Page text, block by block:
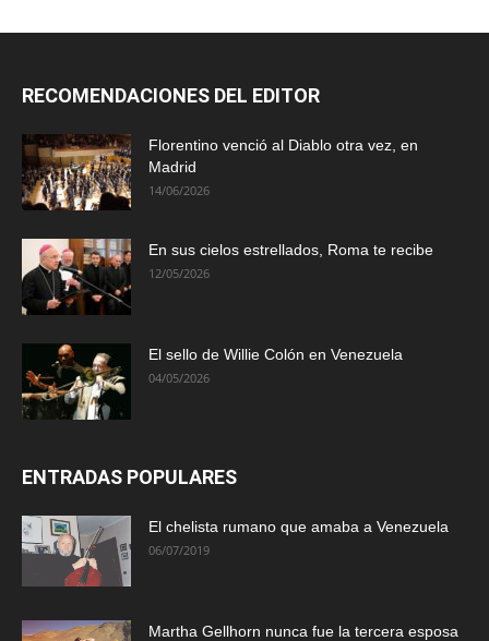
RECOMENDACIONES DEL EDITOR
Florentino venció al Diablo otra vez, en
Madrid
14/06/2026
En sus cielos estrellados, Roma te recibe
12/05/2026
El sello de Willie Colón en Venezuela
04/05/2026
ENTRADAS POPULARES
El chelista rumano que amaba a Venezuela
06/07/2019
Martha Gellhorn nunca fue la tercera esposa